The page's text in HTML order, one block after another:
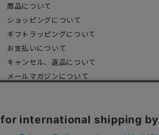
商品について
ショッピングについて
ギフトラッピングについて
お支払いについて
キャンセル、返品について
メールマガジンについて